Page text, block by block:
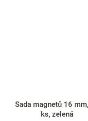
Sada magnetů 16
ks, zelená